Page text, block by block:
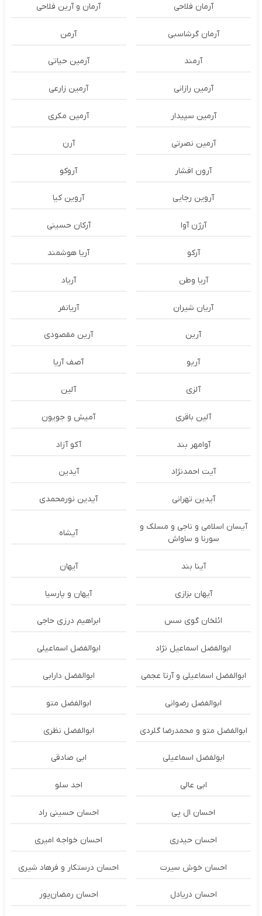
آرمان فلاحی آرمان و آرین فلاحی
آرمان گرشاسبی آرمن
آرمند آرمین حیاتی
آرمین رازانی آرمین زارعی
آرمین سپیدار آرمین مکری
آرمین نصرتی آرن
آرون افشار آروکو
آروین رجایی آروین کیا
آرژن آوا آرکان حسینی
آرکو آریا هوشمند
آریا وطن آریاد
آریان شیران آریانفر
آرین آرین مقصودی
آریو آصف آریا
آلزی آلین
آلین باقری آمیش و جویون
آوامهر بند آکو آزاد
آیت احمدنژاد آیدین
آیدین تهرانی آیدین نورمحمدی
آیسان اسلامی و ناجی و مسلک و
سورنا و ساواش
آیشاه
آینا بند آیهان
آیهان بزازی آیهان و پارسیا
ائلخان گوی سس ابراهیم درزی حاجی
ابوالفضل اسماعیل نژاد ابوالفضل اسماعیلی
ابوالفضل اسماعیلی و آرتا عجمی ابوالفضل دارابی
ابوالفضل رضوانی ابوالفضل متو
ابوالفضل متو و محمدرضا گلردی ابوالفضل نظری
ابولفضل اسماعیلی ابی صادقی
ابی عالی احد سلو
احسان ال پی احسان حسینی راد
احسان حیدری احسان خواجه امیری
احسان خوش سیرت احسان درستكار و فرهاد شيرى
احسان دریادل احسان رمضان‌پور